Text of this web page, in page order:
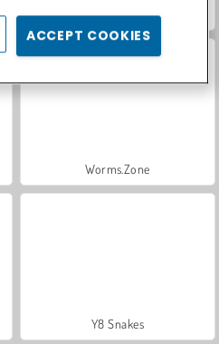
ASMR Makeover & Makeup Studio
Worms.Zone
Y8 Snakes
ACCEPT COOKIES